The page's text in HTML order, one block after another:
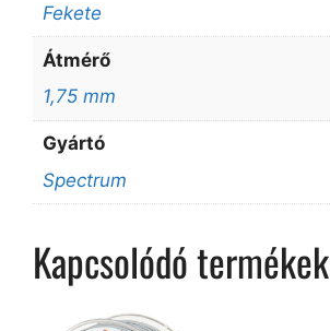
Fekete
Átmérő
1,75 mm
Gyártó
Spectrum
Kapcsolódó termékek